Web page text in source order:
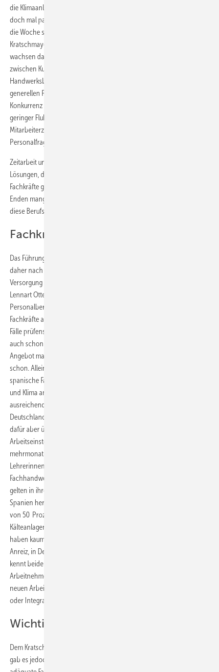
die Klimaanlage in der Freizeitanlage dürfen ausfallen und wenn es
doch mal passiert, dann muss der Service 24 Stunden am Tag, 7 Tage
die Woche schnell mit der Lösung vor Ort sein. Dafür benötigt
Kratschmayer ausreichend Mitarbeiter und mit jedem neuen Kunden
wachsen das Unternehmen, das Serviceteam und die Diskrepanz
zwischen Kundenwunsch und Mitarbeiterrealität. Der mittelständische
Handwerksbetrieb kämpft im Hohenloher Land nicht nur mit dem
generellen Fachkräftemangel in Deutschland, sondern steht auch in
Konkurrenz mit den reichlich vorhandenen Industriebetrieben. Trotz
geringer Fluktuation, starker Ausbildungsquote und hoher
Mitarbeiterzufriedenheit im eigenen Unternehmen herrscht in
Personalfragen immer Bedarf.
Zeitarbeit und andere Personaldienstleistungen sind meist keine
Lösungen, da es auch in Spanien nicht die dringend benötigten
Fachkräfte gibt, von denen es in Deutschland an allen Ecken und
Enden mangelt. Auf dem privaten und staatlichen Arbeitsmarkt ist
diese Berufsbezeichnung fast unbekannt.
Fachkraftsuche in Spanien
Das Führungsteam um Geschäftsführer Hans Kratschmayer greift
daher nach jedem Strohhalm, um den Kunden langfristig eine sichere
Versorgung aller Anlagen zu garantieren. Roman Kurtz (kfm. Lt.) und
Lennart Otten (Projektleiter) fanden das Angebot der POD
Personalberatung aus Würzburg, qualifizierte und motivierte
Fachkräfte aus Spanien für das Unternehmen zu gewinnen, auf alle
Fälle prüfenswert. Die IHK in Baden-Württemberg beschäftigte sich
auch schon mit dem Thema, konnte dem Betrieb aber kein konkretes
Angebot machen. Die POD Personalberatung um Stephan Behringer
schon. Allein in den letzten 18 Monaten wurden mehr als 150
spanische Fachkräfte aus den Bereichen SHK, Elektro und eben Kälte
und Klima an etwa 75 Betriebe vermittelt. Das fachliche Wissen ist
ausreichend, um nach einer mehrmonatigen Anlaufphase in
Deutschland Fuß zu fassen. Barrieren sind vor allem die Sprache,
dafür aber überraschenderweise weniger die Mentalität und die
Arbeitseinstellung. Unsere Kandidaten erhalten alle vorab einen
mehrmonatigen, praxisbezogenen Intensivsprachkurs mit deutschen
Lehrerinnen sowie eine Fachschulung mit einem deutschen
Fachhandwerker, so Behringer. Die Spanier, die POD vermittelt hat,
gelten in ihren Betrieben als zuverlässig und überaus motiviert. In
Spanien herrscht bei den Jugendlichen unter 25 eine Arbeitslosigkeit
von 50 Prozent und gerade im Großraum Valencia gibt es viele
Kälteanlagenbauer. Die Älteren arbeiten meistens nur saisonal und
haben kaum Chancen auf regelmäßige Arbeit. Damit wächst der
Anreiz, in Deutschland zu arbeiten natürlich sehr. Der Personalexperte
kennt beide Seiten hervorragend. Den Betrieben ist bei ausländischen
Arbeitnehmern oft nicht klar, wie schwierig die ersten Schritte für die
neuen Arbeitnehmer sind, z. B. Wohnung finden, Behördengänge
oder Integration in das Umfeld.
Wichtig: Der Besuch vor Ort
Dem Kratschmayer Team waren die Herausforderungen klar. Zweifel
gab es jedoch, ob das Ausbildungssystem in Spanien überhaupt